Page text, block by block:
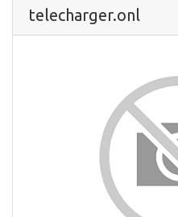
telecharger.onl